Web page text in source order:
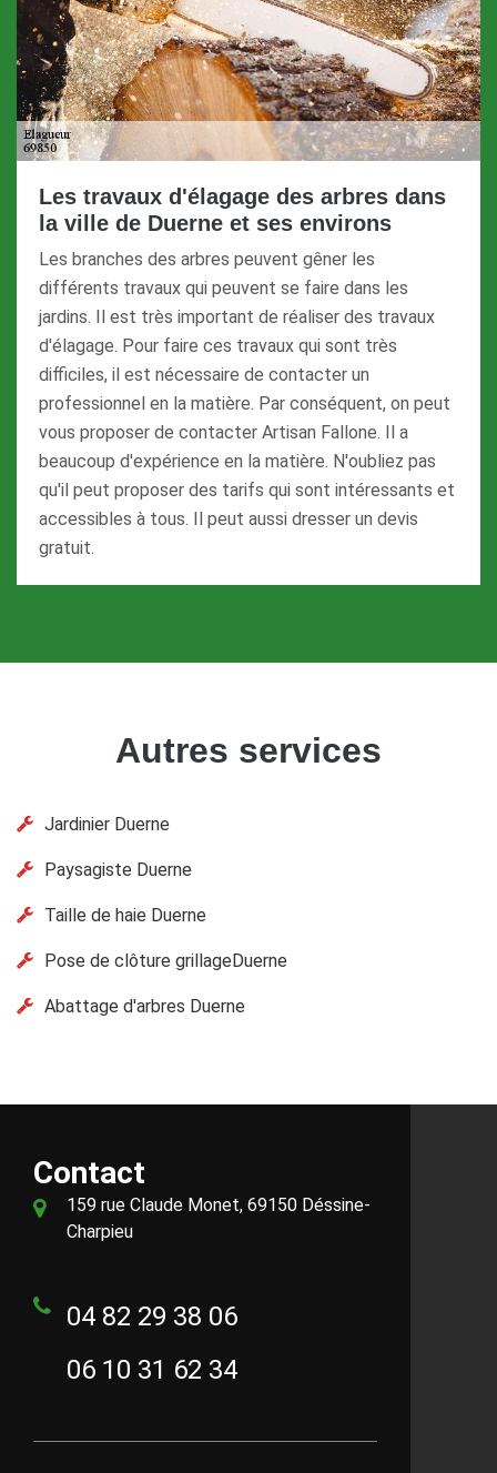
Les travaux d'élagage des arbres dans
la ville de Duerne et ses environs
Les branches des arbres peuvent gêner les
différents travaux qui peuvent se faire dans les
jardins. Il est très important de réaliser des travaux
d'élagage. Pour faire ces travaux qui sont très
difficiles, il est nécessaire de contacter un
professionnel en la matière. Par conséquent, on peut
vous proposer de contacter Artisan Fallone. Il a
beaucoup d'expérience en la matière. N'oubliez pas
qu'il peut proposer des tarifs qui sont intéressants et
accessibles à tous. Il peut aussi dresser un devis
gratuit.
Autres services
Jardinier Duerne
Paysagiste Duerne
Taille de haie Duerne
Pose de clôture grillageDuerne
Abattage d'arbres Duerne
Contact
159 rue Claude Monet, 69150 Déssine-
Charpieu
04 82 29 38 06
06 10 31 62 34